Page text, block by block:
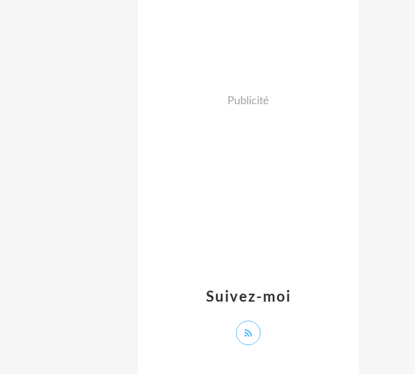
Suivez-moi
Publicité